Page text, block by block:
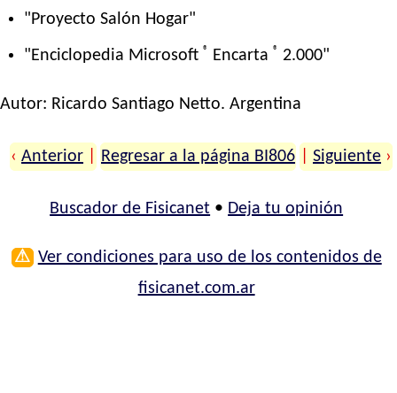
"Proyecto Salón Hogar"
"Enciclopedia Microsoft ® Encarta ® 2.000"
Autor: Ricardo Santiago Netto. Argentina
‹ Anterior Regresar a la página BI806 Siguiente ›
Buscador de Fisicanet • Deja tu opinión
⚠ Ver condiciones para uso de los contenidos de
fisicanet.com.ar